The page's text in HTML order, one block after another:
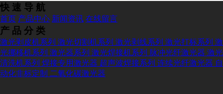
快 速 导 航
首页 产品中心 新闻资讯 在线留言
产 品 分 类
激光剥皮机系列 激光切割机系列 激光剥线系列 激光打标系列 激
光挪移机系列 激光器系列 激光焊接机系列 脉冲光纤激光器 激光
清洗机系列 焊接专用激光器 超声波焊接系列 连续光纤激光器 自
动化非标定制 二氧化碳激光器